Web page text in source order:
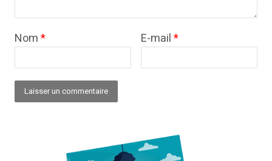
Nom* E-mail*